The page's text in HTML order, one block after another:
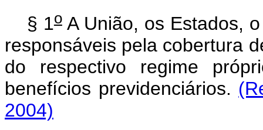
§ 1oA União, os Estados,
responsáveis pela cobertura
do respectivo regime
benefícios previdenciários.
2004)